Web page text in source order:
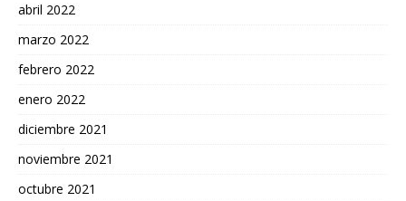
abril 2022
marzo 2022
febrero 2022
enero 2022
diciembre 2021
noviembre 2021
octubre 2021